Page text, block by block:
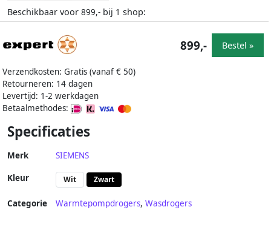
Beschikbaar voor 899,- bij 1 shop:
Verzendkosten: Gratis (vanaf € 50)
Retourneren: 14 dagen
Levertijd: 1-2 werkdagen
Betaalmethodes:
899,- Bestel »
Specificaties
Merk SIEMENS
Kleur Wit Zwart
Categorie Warmtepompdrogers, Wasdrogers